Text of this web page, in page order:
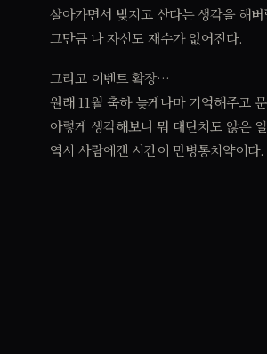
살아가면서 빚지고 산다는 생각을 해
그만큼 나 자신도 재수가 없어진다.
그리고 이벤트 확장…
원래 11월 축하 늦게나마 기억해주고
아렇게 생각해보니 뭐 대단치도 않은
역시 사람에겐 시간이 만병통치약이다